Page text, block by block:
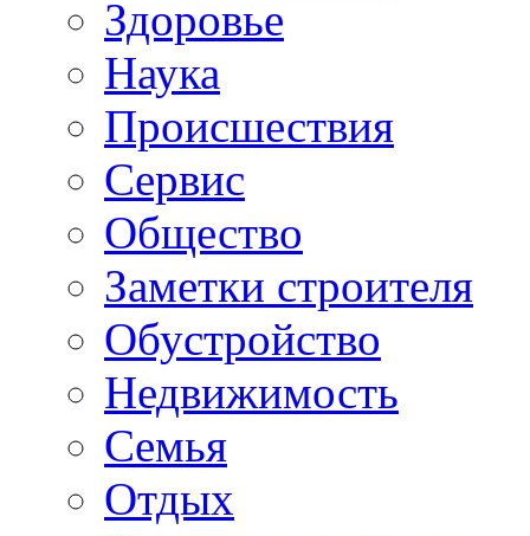
Здоровье
Наука
Происшествия
Сервис
Общество
Заметки строителя
Обустройство
Недвижимость
Семья
Отдых